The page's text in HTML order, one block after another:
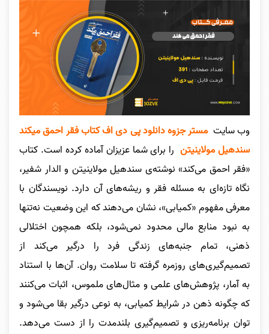
وب سایت مستر جزوهدانلود پی دی اف کتاب فقر احمق میکند
سندهیل مولاینیتن را برای شما عزیزان آماده کرده است. کتاب
«فقر احمق می‌کند» نوشته‌ی سندهیل مولاینیتن و الدار شفیر،
نگاه تازه‌ای به مسئله فقر و ریشه‌های آن دارد. نویسندگان با
معرفی مفهوم «کمیابی»، نشان می‌دهند که این وضعیت نه‌تنها
به نبود منابع مالی محدود نمی‌شود، بلکه همچون اختلالی
ذهنی، تمام جنبه‌های زندگی فرد را درگیر می‌کند از
تصمیم‌گیری‌های روزمره گرفته تا سلامت روان. آن‌ها با استناد
به آمار، پژوهش‌های علمی و مثال‌های ملموس، اثبات می‌کنند
که چگونه ذهن در شرایط کمیابی، به نوعی درگیر بقا می‌شود و
توان برنامه‌ریزی و تصمیم‌گیری بلندمدت را از دست می‌دهد.